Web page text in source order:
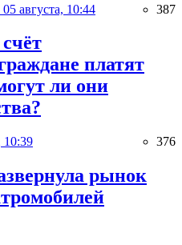
05 августа, 10:44 387
платят
ли они
10:39 376
рынок